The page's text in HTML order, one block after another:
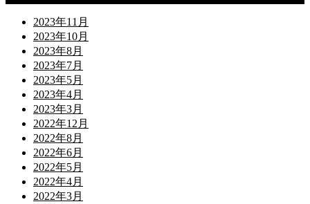
2023年11月
2023年10月
2023年8月
2023年7月
2023年5月
2023年4月
2023年3月
2022年12月
2022年8月
2022年6月
2022年5月
2022年4月
2022年3月